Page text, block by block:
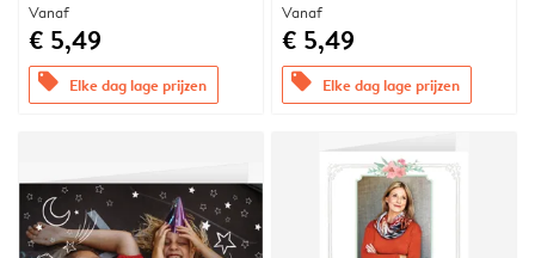
Vanaf
€ 5,49
offers Elke dag lage prijzen
Vanaf
€ 5,49
offers Elke dag lage prijzen